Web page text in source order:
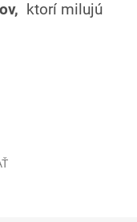
ktorí milujú